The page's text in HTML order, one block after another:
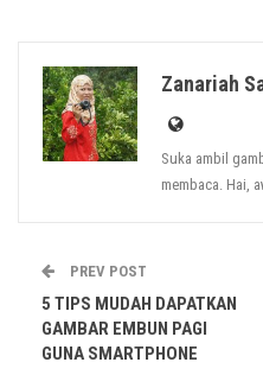
pushbike. Jadinya, ia semata-
dan handle sahaja. Seringkas
mempercepatkan proses
mahir berbasikal dengan
Tunggang dan terus gerakkan
1. Ringan
Berat hanya lebih kurang 2kg
bawa sendiri. Dan sekaligus
Zanariah
Suka ambil
membaca. Hai,
PREV POST
5 TIPS MUDAH DAPATKAN
GAMBAR EMBUN PAGI
GUNA SMARTPHONE